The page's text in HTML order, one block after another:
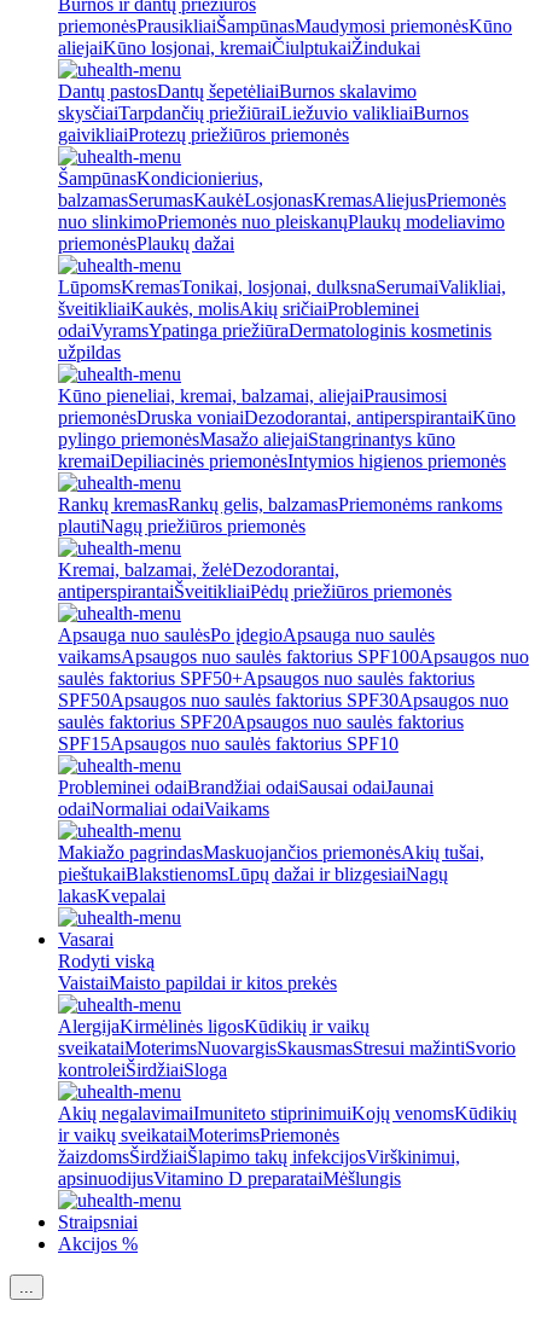
Burnos ir dantų priežiūros
priemonėsPrausikliaiŠampūnasMaudymosi priemonėsKūno
aliejaiKūno losjonai, kremaiČiulptukaiŽindukai
Dantų pastosDantų šepetėliaiBurnos skalavimo
skysčiaiTarpdančių priežiūraiLiežuvio valikliaiBurnos
gaivikliaiProtezų priežiūros priemonės
ŠampūnasKondicionierius,
balzamasSerumasKaukėLosjonasKremasAliejusPriemonės
nuo slinkimoPriemonės nuo pleiskanųPlaukų modeliavimo
priemonėsPlaukų dažai
LūpomsKremasTonikai, losjonai, dulksnaSerumaiValikliai,
šveitikliaiKaukės, molisAkių sričiaiProbleminei
odaiVyramsYpatinga priežiūraDermatologinis kosmetinis
užpildas
Kūno pieneliai, kremai, balzamai, aliejaiPrausimosi
priemonėsDruska voniaiDezodorantai, antiperspirantaiKūno
pylingo priemonėsMasažo aliejaiStangrinantys kūno
kremaiDepiliacinės priemonėsIntymios higienos priemonės
Rankų kremasRankų gelis, balzamasPriemonėms rankoms
plautiNagų priežiūros priemonės
Kremai, balzamai, želėDezodorantai,
antiperspirantaiŠveitikliaiPėdų priežiūros priemonės
Apsauga nuo saulėsPo įdegioApsauga nuo saulės
vaikamsApsaugos nuo saulės faktorius SPF100Apsaugos nuo
saulės faktorius SPF50+Apsaugos nuo saulės faktorius
SPF50Apsaugos nuo saulės faktorius SPF30Apsaugos nuo
saulės faktorius SPF20Apsaugos nuo saulės faktorius
SPF15Apsaugos nuo saulės faktorius SPF10
Probleminei odaiBrandžiai odaiSausai odaiJaunai
odaiNormaliai odaiVaikams
Makiažo pagrindasMaskuojančios priemonėsAkių tušai,
pieštukaiBlakstienomsLūpų dažai ir blizgesiaiNagų
lakasKvepalai
Vasarai
Rodyti viską
VaistaiMaisto papildai ir kitos prekės
AlergijaKirmėlinės ligosKūdikių ir vaikų
sveikataiMoterimsNuovargisSkausmasStresui mažintiSvorio
kontroleiŠirdžiaiSloga
Akių negalavimaiImuniteto stiprinimuiKojų venomsKūdikių
ir vaikų sveikataiMoterimsPriemonės
žaizdomsŠirdžiaiŠlapimo takų infekcijosVirškinimui,
apsinuodijusVitamino D preparataiMėšlungis
Straipsniai
Akcijos %
...